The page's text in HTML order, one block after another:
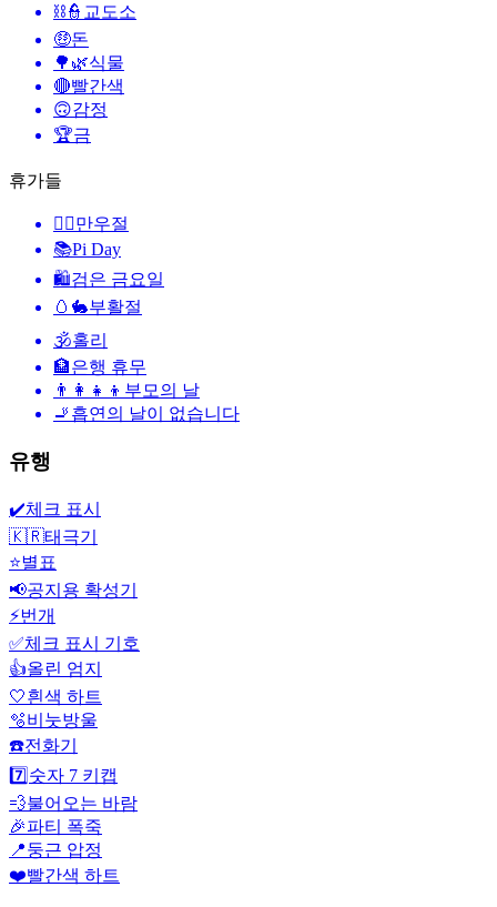
⛓️👮 교도소
🤑돈
🌳🌿식물
🔴빨간색
🙃감정
🏆금
휴가들
🙆‍♂️만우절
📚Pi Day
🛍검은 금요일
🥚🐇부활절
🕉홀리
🏦은행 휴무
👨‍👩‍👧‍👦 부모의 날
🚬 흡연의 날이 없습니다
유행
✔️체크 표시
🇰🇷태극기
⭐별표
📢공지용 확성기
⚡번개
✅체크 표시 기호
👍올린 엄지
🤍흰색 하트
🫧비눗방울
☎️전화기
7️⃣ 숫자 7 키캡
💨불어오는 바람
🎉파티 폭죽
📍둥근 압정
❤️빨간색 하트